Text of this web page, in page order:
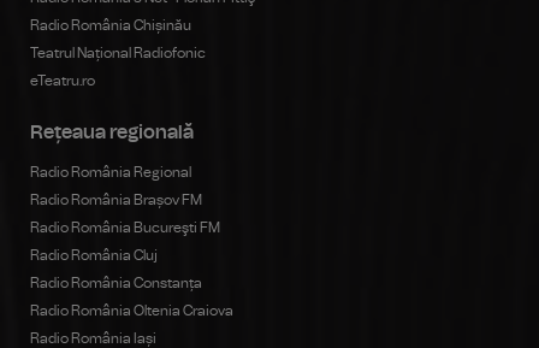
Radio România Chișinău
Teatrul Național Radiofonic
eTeatru.ro
Rețeaua regională
Radio România Regional
Radio România Brașov FM
Radio România Bucureşti FM
Radio România Cluj
Radio România Constanța
Radio România Oltenia Craiova
Radio România Iași